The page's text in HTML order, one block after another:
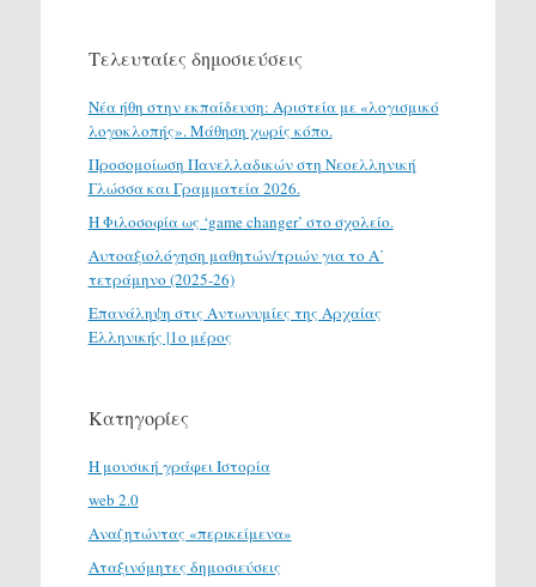
Τελευταίες δημοσιεύσεις
Νέα ήθη στην εκπαίδευση: Αριστεία με «λογισμικό
λογοκλοπής». Μάθηση χωρίς κόπο.
Προσομοίωση Πανελλαδικών στη Νεοελληνική
Γλώσσα και Γραμματεία 2026.
H Φιλοσοφία ως ‘game changer’ στο σχολείο.
Αυτοαξιολόγηση μαθητών/τριών για το Α΄
τετράμηνο (2025-26)
Επανάληψη στις Αντωνυμίες της Αρχαίας
Ελληνικής |1ο μέρος
Κατηγορίες
H μουσική γράφει Ιστορία
web 2.0
Αναζητώντας «περικείμενα»
Αταξινόμητες δημοσιεύσεις